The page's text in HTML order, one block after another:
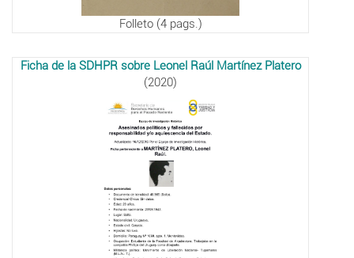
Folleto (4 pags.)
Ficha de la SDHPR sobre Leonel Raúl Martínez Platero
(2020)